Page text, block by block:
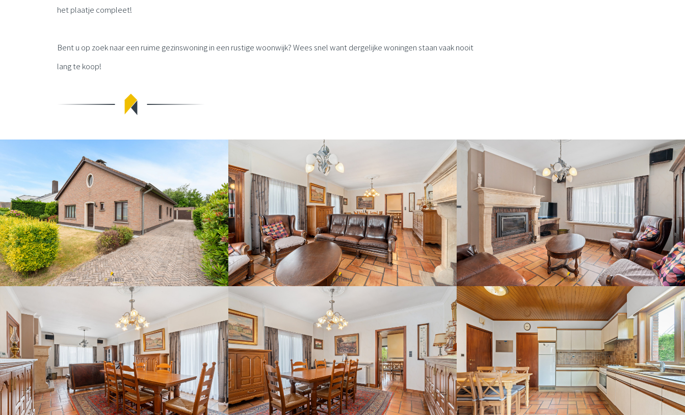
het plaatje compleet!
Bent u op zoek naar een ruime gezinswoning in een rustige woonwijk? Wees snel want dergelijke woningen staan vaak nooit
lang te koop!